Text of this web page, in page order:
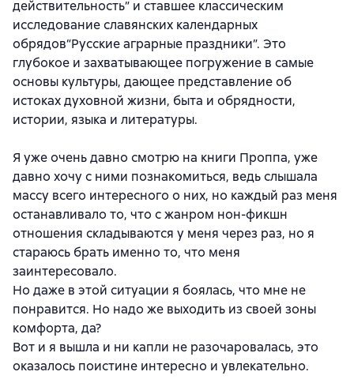
действительность” и ставшее классическим
исследование славянских календарных
обрядов“Русские аграрные праздники”. Это
глубокое и захватывающее погружение в самые
основы культуры, дающее представление об
истоках духовной жизни, быта и обрядности,
истории, языка и литературы.
Я уже очень давно смотрю на книги Проппа, уже
давно хочу с ними познакомиться, ведь слышала
массу всего интересного о них, но каждый раз меня
останавливало то, что с жанром нон-фикшн
отношения складываются у меня через раз, но я
стараюсь брать именно то, что меня
заинтересовало.
Но даже в этой ситуации я боялась, что мне не
понравится. Но надо же выходить из своей зоны
комфорта, да?
Вот и я вышла и ни капли не разочаровалась, это
оказалось поистине интересно и увлекательно.